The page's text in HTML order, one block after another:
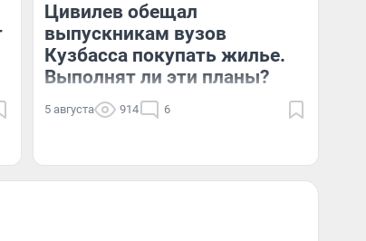
Цивилев обещал
выпускникам вузов
Кузбасса покупать жилье.
Выполнят ли эти планы?
5 августа 914 6